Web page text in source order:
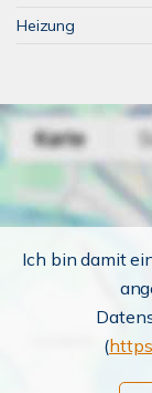
Heizung
Ich bin damit
(